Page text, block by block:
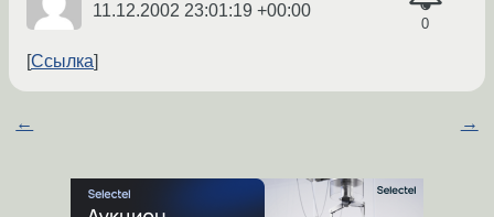
0
11.12.2002 23:01:19 +00:00
Ссылка
← →